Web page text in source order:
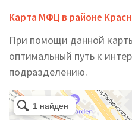
Карта МФЦ в районе
При помощи данной
оптимальный путь к
подразделению.